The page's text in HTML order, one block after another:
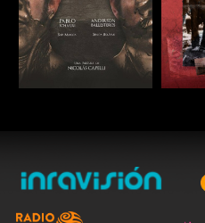
ESCUCHAR